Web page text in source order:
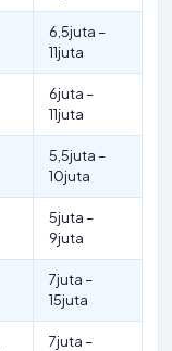
6,5juta –
11juta
6juta –
11juta
5,5juta –
10juta
5juta –
9juta
7juta –
15juta
7juta –